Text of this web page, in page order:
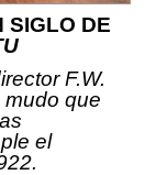
SIGLO DE
F.W.
que
el